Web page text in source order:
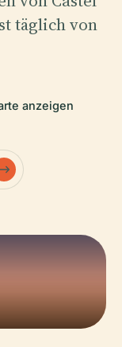
täglich von
anzeigen